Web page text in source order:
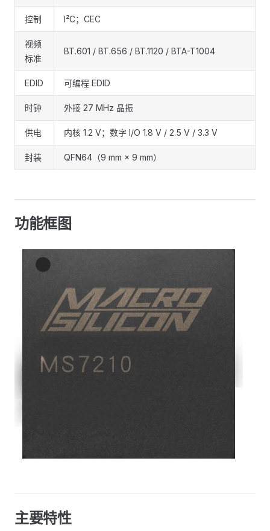
控制 I²C；CEC
视频
标准
BT.601 / BT.656 / BT.1120 / BTA-T1004
EDID 可编程 EDID
时钟 外接 27 MHz 晶振
供电 内核 1.2 V；数字 I/O 1.8 V / 2.5 V / 3.3 V
封装 QFN64（9 mm × 9 mm）
功能框图
主要特性